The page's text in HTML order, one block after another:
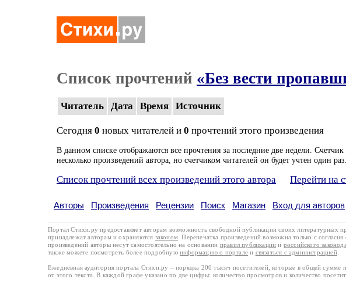
Список прочтений «Без вести
Читатель Дата Время Источник
Сегодня 0 новых читателей и 0 прочтений этого произведения
В данном списке отображаются все прочтения за последние две недели.
несколько произведений автора, но счетчиком читателей он будет учтен один
Список прочтений всех произведений этого автора Перейти на
Авторы Произведения Рецензии Поиск Магазин Вход для авторов
Портал Стихи.ру предоставляет авторам возможность свободной публикации своих литературных
принадлежат авторам и охраняются законом . Перепечатка произведений возможна только с
произведений авторы несут самостоятельно на основании правил публикации и российского
также можете посмотреть более подробную информацию о портале и связаться с администрацией.
Ежедневная аудитория портала Стихи.ру – порядка 200 тысяч посетителей, которые в общей
от этого текста. В каждой графе указано по две цифры: количество просмотров и количество